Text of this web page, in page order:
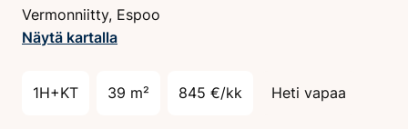
Vermonniitty, Espoo
Näytä kartalla
1H+KT 39 m² 845 €/kk Heti vapaa